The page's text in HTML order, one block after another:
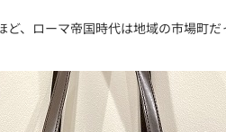
ど、ローマ帝国時代は地域の市場町だ